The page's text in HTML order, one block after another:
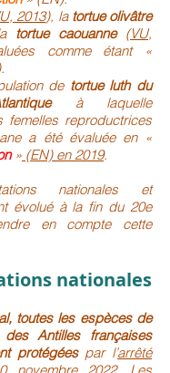
2013), la tortue olivâtre
tortue caouanne (VU,
comme étant «
de tortue luth du
à laquelle
femelles reproductrices
a été évaluée en «
» (EN) en 2019.
nationales et
évolué à la fin du 20e
en compte cette
nationales
toutes les espèces de
Antilles françaises
protégéespar l’arrêté